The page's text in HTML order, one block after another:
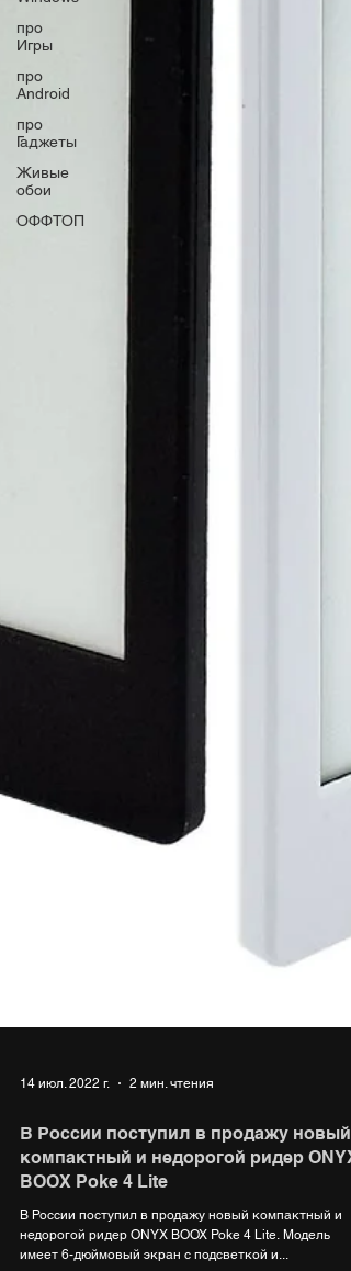
про
Игры
про
Android
про
Гаджеты
Живые
обои
ОФФТОП
14 июл. 2022 г. 2 мин. чтения
В России поступил в продажу новый
компактный и недорогой ридер ONYX
BOOX Poke 4 Lite